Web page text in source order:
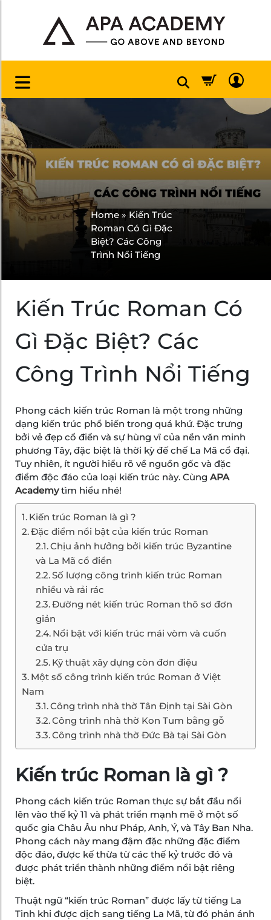
Home » Kiến Trúc
Roman Có Gì Đặc
Biệt? Các Công
Trình Nổi Tiếng
Kiến Trúc Roman Có
Gì Đặc Biệt? Các
Công Trình Nổi Tiếng
Phong cách kiến trúc Roman là một trong những
dạng kiến trúc phổ biến trong quá khứ. Đặc trưng
bởi vẻ đẹp cổ điển và sự hùng vĩ của nền văn minh
phương Tây, đặc biệt là thời kỳ đế chế La Mã cổ đại.
Tuy nhiên, ít người hiểu rõ về nguồn gốc và đặc
điểm độc đáo của loại kiến trúc này. Cùng APA
Academytìm hiểu nhé!
Kiến trúc Roman là gì ?
Đặc điểm nổi bật của kiến trúc Roman
Chịu ảnh hưởng bởi kiến trúc Byzantine
và La Mã cổ điển
Số lượng công trình kiến trúc Roman
nhiều và rải rác
Đường nét kiến trúc Roman thô sơ đơn
giản
Nổi bật với kiến trúc mái vòm và cuốn
cửa trụ
Kỹ thuật xây dựng còn đơn điệu
Một số công trình kiến trúc Roman ở Việt
Nam
Công trình nhà thờ Tân Định tại Sài Gòn
Công trình nhà thờ Kon Tum bằng gỗ
Công trình nhà thờ Đức Bà tại Sài Gòn
Kiến trúc Roman là gì ?
Phong cách kiến trúc Roman thực sự bắt đầu nổi
lên vào thế kỷ 11 và phát triển mạnh mẽ ở một số
quốc gia Châu Âu như Pháp, Anh, Ý, và Tây Ban Nha.
Phong cách này mang đậm đặc những đặc điểm
độc đáo, được kế thừa từ các thế kỷ trước đó và
được phát triển thành những điểm nổi bật riêng
biệt.
Thuật ngữ “kiến trúc Roman” được lấy từ tiếng La
Tinh khi được dịch sang tiếng La Mã, từ đó phản ánh